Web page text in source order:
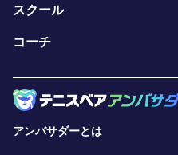
スクール
コーチ
アンバサダーとは